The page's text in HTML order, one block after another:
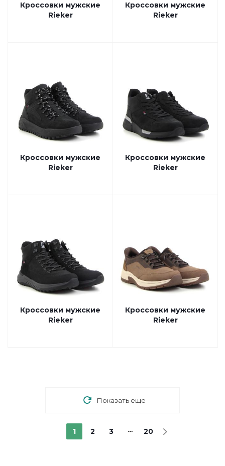
Кроссовки мужские
Rieker
Кроссовки мужские
Rieker
Кроссовки мужские
Rieker
Кроссовки мужские
Rieker
Кроссовки мужские
Rieker
Кроссовки мужские
Rieker
Показать еще
1 2 3 20